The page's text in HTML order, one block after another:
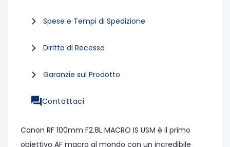
Spese e Tempi di Spedizione
Diritto di Recesso
Garanzie sul Prodotto
Contattaci
Canon RF 100mm F2.8L MACRO IS USM è il primo
obiettivo AF macro al mondo con un incredibile